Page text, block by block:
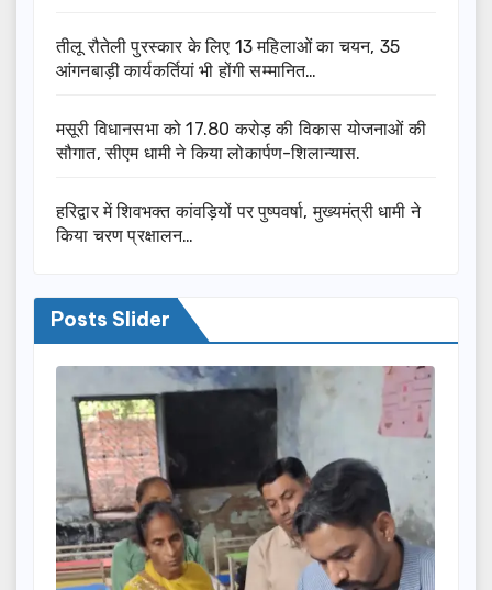
तीलू रौतेली पुरस्कार के लिए 13 महिलाओं का चयन, 35
आंगनबाड़ी कार्यकर्तियां भी होंगी सम्मानित…
मसूरी विधानसभा को 17.80 करोड़ की विकास योजनाओं की
सौगात, सीएम धामी ने किया लोकार्पण-शिलान्यास.
हरिद्वार में शिवभक्त कांवड़ियों पर पुष्पवर्षा, मुख्यमंत्री धामी ने
किया चरण प्रक्षालन…
Posts Slider